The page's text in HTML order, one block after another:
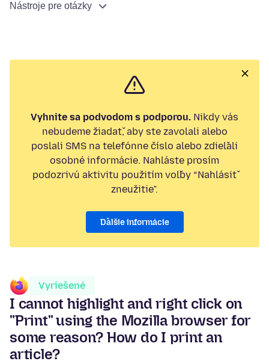
Nástroje pre otázky
Vyhnite sa podvodom s podporou. Nikdy vás
nebudeme žiadať, aby ste zavolali alebo
poslali SMS na telefónne číslo alebo zdieľali
osobné informácie. Nahláste prosím
podozrivú aktivitu použitím voľby “Nahlásiť
zneužitie”.
Ďalšie informácie
Vyriešené
I cannot highlight and right click on
"Print" using the Mozilla browser for
some reason? How do I print an
article?